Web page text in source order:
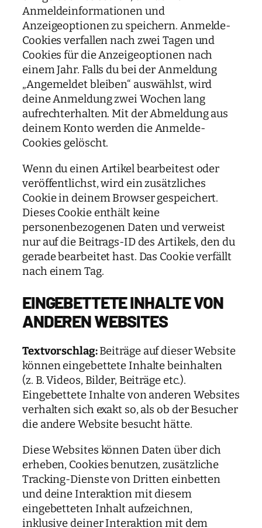
Anmeldeinformationen und
Anzeigeoptionen zu speichern. Anmelde-
Cookies verfallen nach zwei Tagen und
Cookies für die Anzeigeoptionen nach
einem Jahr. Falls du bei der Anmeldung
„Angemeldet bleiben“ auswählst, wird
deine Anmeldung zwei Wochen lang
aufrechterhalten. Mit der Abmeldung aus
deinem Konto werden die Anmelde-
Cookies gelöscht.
Wenn du einen Artikel bearbeitest oder
veröffentlichst, wird ein zusätzliches
Cookie in deinem Browser gespeichert.
Dieses Cookie enthält keine
personenbezogenen Daten und verweist
nur auf die Beitrags-ID des Artikels, den du
gerade bearbeitet hast. Das Cookie verfällt
nach einem Tag.
EINGEBETTETE INHALTE VON
ANDEREN WEBSITES
Textvorschlag:Beiträge auf dieser Website
können eingebettete Inhalte beinhalten
(z. B. Videos, Bilder, Beiträge etc.).
Eingebettete Inhalte von anderen Websites
verhalten sich exakt so, als ob der Besucher
die andere Website besucht hätte.
Diese Websites können Daten über dich
erheben, Cookies benutzen, zusätzliche
Tracking-Dienste von Dritten einbetten
und deine Interaktion mit diesem
eingebetteten Inhalt aufzeichnen,
inklusive deiner Interaktion mit dem